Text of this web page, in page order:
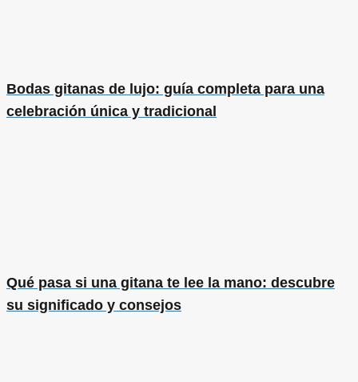
Bodas gitanas de lujo: guía completa para una
celebración única y tradicional
Qué pasa si una gitana te lee la mano: descubre
su significado y consejos